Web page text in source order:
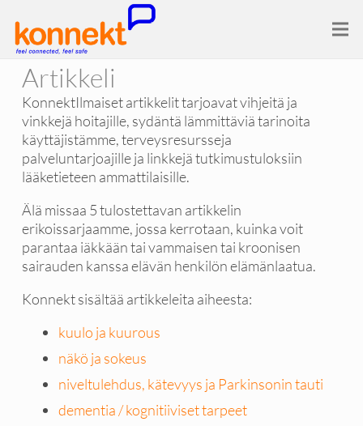
Artikkeli
KonnektIlmaiset artikkelit tarjoavat vihjeitä ja
vinkkejä hoitajille, sydäntä lämmittäviä tarinoita
käyttäjistämme, terveysresursseja
palveluntarjoajille ja linkkejä tutkimustuloksiin
lääketieteen ammattilaisille.
Älä missaa 5 tulostettavan artikkelin
erikoissarjaamme, jossa kerrotaan, kuinka voit
parantaa iäkkään tai vammaisen tai kroonisen
sairauden kanssa elävän henkilön elämänlaatua.
Konnekt sisältää artikkeleita aiheesta:
kuulo ja kuurous
näkö ja sokeus
niveltulehdus, kätevyys ja Parkinsonin tauti
dementia / kognitiiviset tarpeet